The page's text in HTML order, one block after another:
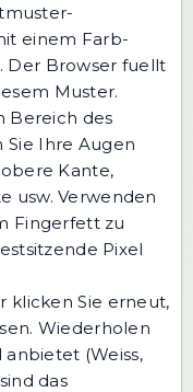
einem Farb-
Der Browser fuellt
Muster.
Bereich des
Sie Ihre Augen
Kante,
usw. Verwenden
Fingerfett zu
Pixel
klicken Sie erneut,
Wiederholen
anbietet (Weiss,
das